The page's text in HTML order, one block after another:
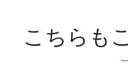
こちらも